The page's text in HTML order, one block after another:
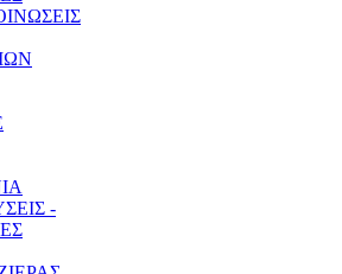
-